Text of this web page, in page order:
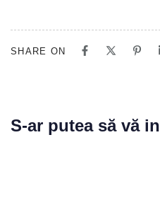
SHARE ON
S-ar putea să vă